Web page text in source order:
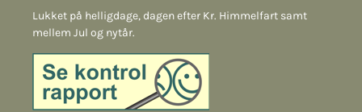
Lukket på helligdage, dagen efter Kr. Himmelfart samt
mellem Jul og nytår.